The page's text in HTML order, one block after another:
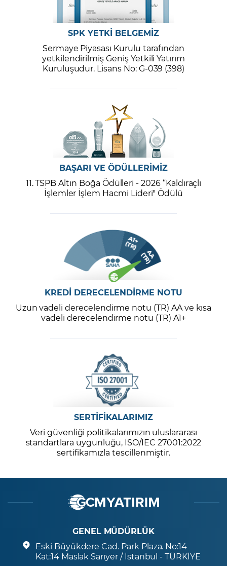
SPK YETKİ BELGEMİZ
Sermaye Piyasası Kurulu tarafından
yetkilendirilmiş Geniş Yetkili Yatırım
Kuruluşudur. Lisans No: G-039 (398)
BAŞARI VE ÖDÜLLERİMİZ
11. TSPB Altın Boğa Ödülleri - 2026 “Kaldıraçlı
İşlemler İşlem Hacmi Lideri" Ödülü
KREDİ DERECELENDİRME NOTU
Uzun vadeli derecelendirme notu (TR) AA ve kısa
vadeli derecelendirme notu (TR) A1+
SERTİFİKALARIMIZ
Veri güvenliği politikalarımızın uluslararası
standartlara uygunluğu, ISO/IEC 27001:2022
sertifikamızla tescillenmiştir.
GENEL MÜDÜRLÜK
Eski Büyükdere Cad. Park Plaza. No:14
Kat:14 Maslak Sarıyer / İstanbul - TÜRKİYE